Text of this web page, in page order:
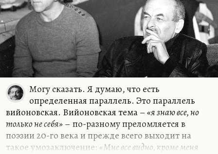
как правильно он сказал:
«как рощу в сентябрь
осыпает мозги алкоголь».
Действительно, поздние стихи Есенина, кстати
как раз и наиболее любимые народом, они
несравненно хуже прежних, именно…
Могу сказать. Я думаю, что есть
определенная параллель. Это параллель
вийоновская. Вийоновская тема –«я знаю все, но
только не себя»– по-разному преломляется в
поэзии 20-го века и прежде всего выходит на
такое умозаключение: «Мне все видно, кроме меня